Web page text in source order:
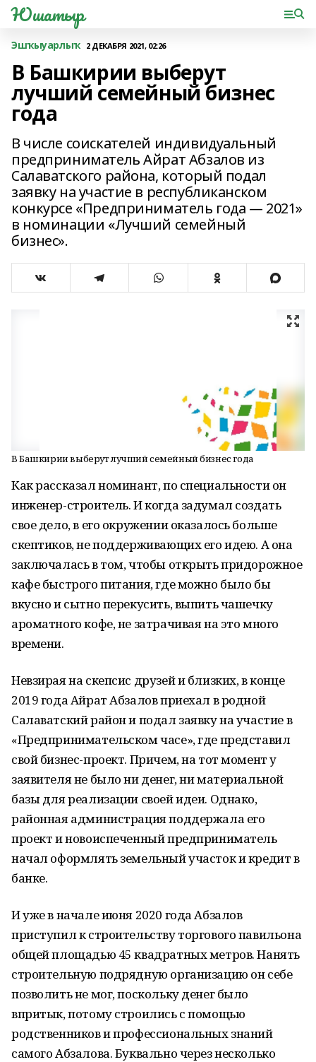
Юшатыр
Эшҡыуарлыҡ 2 ДЕКАБРЯ 2021, 02:26
В Башкирии выберут
лучший семейный бизнес
года
В числе соискателей индивидуальный
предприниматель Айрат Абзалов из
Салаватского района, который подал
заявку на участие в республиканском
конкурсе «Предприниматель года — 2021»
в номинации «Лучший семейный
бизнес».
В Башкирии выберут лучший семейный бизнес года
Как рассказал номинант, по специальности он
инженер-строитель. И когда задумал создать
свое дело, в его окружении оказалось больше
скептиков, не поддерживающих его идею. А она
заключалась в том, чтобы открыть придорожное
кафе быстрого питания, где можно было бы
вкусно и сытно перекусить, выпить чашечку
ароматного кофе, не затрачивая на это много
времени.
Невзирая на скепсис друзей и близких, в конце
2019 года Айрат Абзалов приехал в родной
Салаватский район и подал заявку на участие в
«Предпринимательском часе», где представил
свой бизнес-проект. Причем, на тот момент у
заявителя не было ни денег, ни материальной
базы для реализации своей идеи. Однако,
районная администрация поддержала его
проект и новоиспеченный предприниматель
начал оформлять земельный участок и кредит в
банке.
И уже в начале июня 2020 года Абзалов
приступил к строительству торгового павильона
общей площадью 45 квадратных метров. Нанять
строительную подрядную организацию он себе
позволить не мог, поскольку денег было
впритык, потому строились с помощью
родственников и профессиональных знаний
самого Абзалова. Буквально через несколько